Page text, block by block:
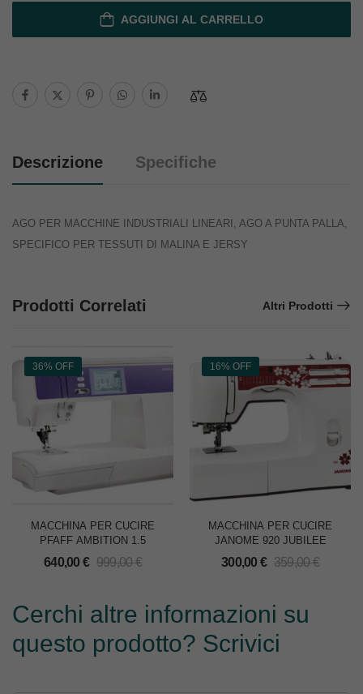
AGGIUNGI AL CARRELLO
Descrizione Specifiche
AGO PER MACCHINE INDUSTRIALI LINEARI, AGO A PUNTA PALLA,
SPECIFICO PER TESSUTI DI MALINA E JERSY
Prodotti Correlati Altri Prodotti
36% OFF
MACCHINA PER CUCIRE
PFAFF AMBITION 1.5
640,00 € 999,00€
16% OFF
MACCHINA PER CUCIRE
JANOME 920 JUBILEE
300,00 € 359,00€
Cerchi altre informazioni su
questo prodotto? Scrivici